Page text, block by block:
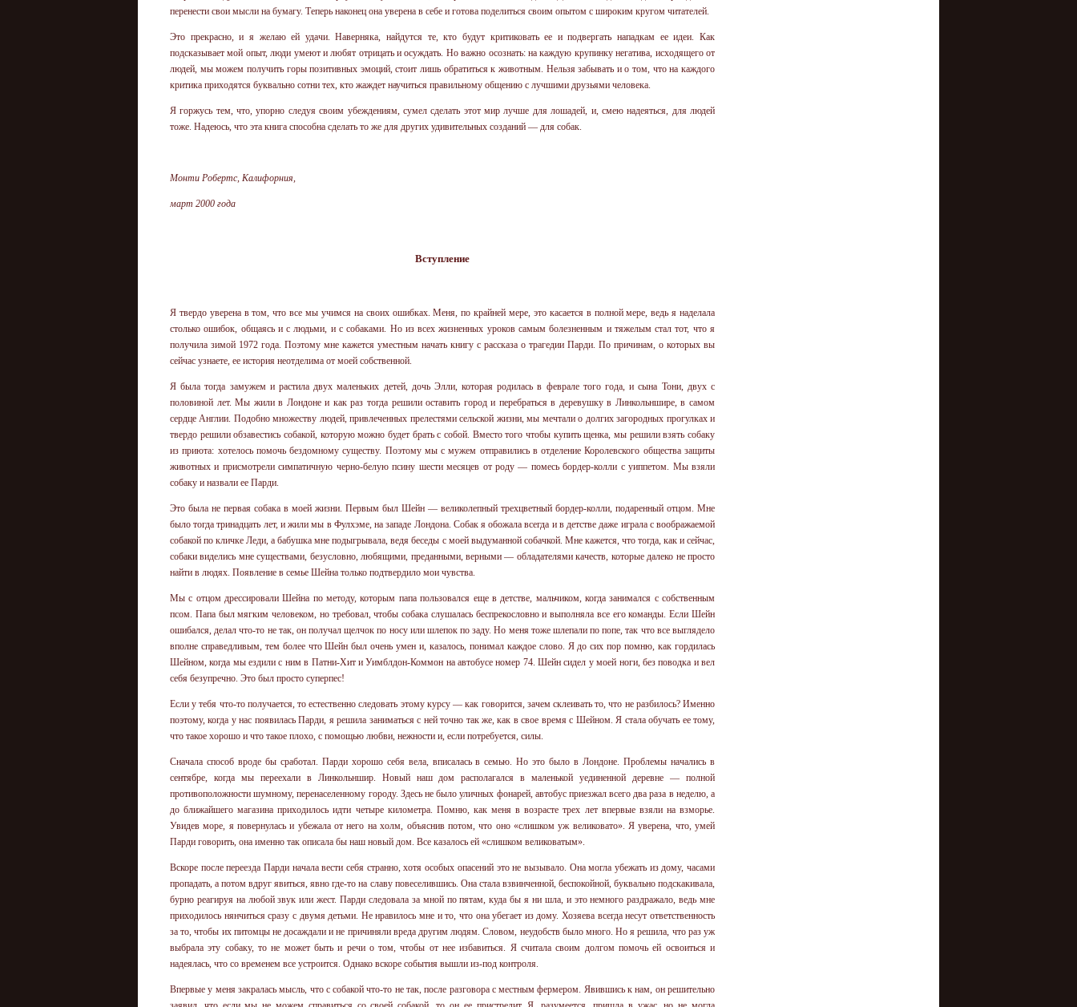
перенести свои мысли на бумагу. Теперь наконец она уверена в себе и готова поделиться своим опытом с широким кругом читателей.
Это прекрасно, и я желаю ей удачи. Наверняка, найдутся те, кто будут критиковать ее и подвергать нападкам ее идеи. Как
подсказывает мой опыт, люди умеют и любят отрицать и осуждать. Но важно осознать: на каждую крупинку негатива, исходящего от
людей, мы можем получить горы позитивных эмоций, стоит лишь обратиться к животным. Нельзя забывать и о том, что на каждого
критика приходятся буквально сотни тех, кто жаждет научиться правильному общению с лучшими друзьями человека.
Я горжусь тем, что, упорно следуя своим убеждениям, сумел сделать этот мир лучше для лошадей, и, смею надеяться, для людей
тоже. Надеюсь, что эта книга способна сделать то же для других удивительных созданий — для собак.
Монти Робертс, Калифорния,
март 2000 года
Вступление
Я твердо уверена в том, что все мы учимся на своих ошибках. Меня, по крайней мере, это касается в полной мере, ведь я наделала
столько ошибок, общаясь и с людьми, и с собаками. Но из всех жизненных уроков самым болезненным и тяжелым стал тот, что я
получила зимой 1972 года. Поэтому мне кажется уместным начать книгу с рассказа о трагедии Парди. По причинам, о которых вы
сейчас узнаете, ее история неотделима от моей собственной.
Я была тогда замужем и растила двух маленьких детей, дочь Элли, которая родилась в феврале того года, и сына Тони, двух с
половиной лет. Мы жили в Лондоне и как раз тогда решили оставить город и перебраться в деревушку в Линкольншире, в самом
сердце Англии. Подобно множеству людей, привлеченных прелестями сельской жизни, мы мечтали о долгих загородных прогулках и
твердо решили обзавестись собакой, которую можно будет брать с собой. Вместо того чтобы купить щенка, мы решили взять собаку
из приюта: хотелось помочь бездомному существу. Поэтому мы с мужем отправились в отделение Королевского общества защиты
животных и присмотрели симпатичную черно-белую псину шести месяцев от роду — помесь бордер-колли с уиппетом. Мы взяли
собаку и назвали ее Парди.
Это была не первая собака в моей жизни. Первым был Шейн — великолепный трехцветный бордер-колли, подаренный отцом. Мне
было тогда тринадцать лет, и жили мы в Фулхэме, на западе Лондона. Собак я обожала всегда и в детстве даже играла с воображаемой
собакой по кличке Леди, а бабушка мне подыгрывала, ведя беседы с моей выдуманной собачкой. Мне кажется, что тогда, как и сейчас,
собаки виделись мне существами, безусловно, любящими, преданными, верными — обладателями качеств, которые далеко не просто
найти в людях. Появление в семье Шейна только подтвердило мои чувства.
Мы с отцом дрессировали Шейна по методу, которым папа пользовался еще в детстве, мальчиком, когда занимался с собственным
псом. Папа был мягким человеком, но требовал, чтобы собака слушалась беспрекословно и выполняла все его команды. Если Шейн
ошибался, делал что-то не так, он получал щелчок по носу или шлепок по заду. Но меня тоже шлепали по попе, так что все выглядело
вполне справедливым, тем более что Шейн был очень умен и, казалось, понимал каждое слово. Я до сих пор помню, как гордилась
Шейном, когда мы ездили с ним в Патни-Хит и Уимблдон-Коммон на автобусе номер 74. Шейн сидел у моей ноги, без поводка и вел
себя безупречно. Это был просто суперпес!
Если у тебя что-то получается, то естественно следовать этому курсу — как говорится, зачем склеивать то, что не разбилось? Именно
поэтому, когда у нас появилась Парди, я решила заниматься с ней точно так же, как в свое время с Шейном. Я стала обучать ее тому,
что такое хорошо и что такое плохо, с помощью любви, нежности и, если потребуется, силы.
Сначала способ вроде бы сработал. Парди хорошо себя вела, вписалась в семью. Но это было в Лондоне. Проблемы начались в
сентябре, когда мы переехали в Линкольншир. Новый наш дом располагался в маленькой уединенной деревне — полной
противоположности шумному, перенаселенному городу. Здесь не было уличных фонарей, автобус приезжал всего два раза в неделю, а
до ближайшего магазина приходилось идти четыре километра. Помню, как меня в возрасте трех лет впервые взяли на взморье.
Увидев море, я повернулась и убежала от него на холм, объяснив потом, что оно «слишком уж великовато». Я уверена, что, умей
Парди говорить, она именно так описала бы наш новый дом. Все казалось ей «слишком великоватым».
Вскоре после переезда Парди начала вести себя странно, хотя особых опасений это не вызывало. Она могла убежать из дому, часами
пропадать, а потом вдруг явиться, явно где-то на славу повеселившись. Она стала взвинченной, беспокойной, буквально подскакивала,
бурно реагируя на любой звук или жест. Парди следовала за мной по пятам, куда бы я ни шла, и это немного раздражало, ведь мне
приходилось нянчиться сразу с двумя детьми. Не нравилось мне и то, что она убегает из дому. Хозяева всегда несут ответственность
за то, чтобы их питомцы не досаждали и не причиняли вреда другим людям. Словом, неудобств было много. Но я решила, что раз уж
выбрала эту собаку, то не может быть и речи о том, чтобы от нее избавиться. Я считала своим долгом помочь ей освоиться и
надеялась, что со временем все устроится. Однако вскоре события вышли из-под контроля.
Впервые у меня закралась мысль, что с собакой что-то не так, после разговора с местным фермером. Явившись к нам, он решительно